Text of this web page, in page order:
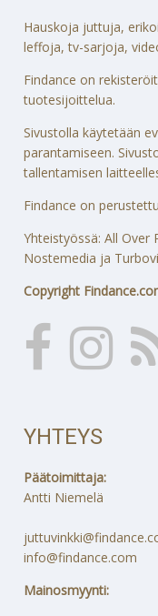
Hauskoja juttuja,
leffoja, tv-sarjoja,
Findance on
tuotesijoittelua.
Sivustolla käytetään
parantamiseen.
tallentamisen
Findance on
Yhteistyössä: All Over
Nostemedia ja
Copyright
YHTEYS
Päätoimittaja:
Antti Niemelä
info@findance.com
Mainosmyynti: